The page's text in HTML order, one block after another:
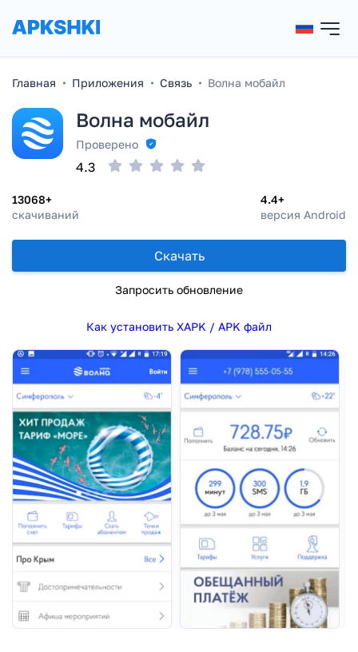
Главная Приложения Связь Волна мобайл
Волна мобайл
Проверено
13068+
скачиваний
4.4+
версия Android
4.3
Скачать
Запросить обновление
Как установить XAPK / APK файл